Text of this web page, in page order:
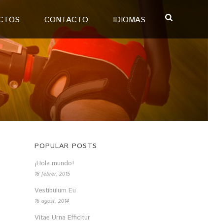
CONTACTO IDIOMAS
POPULAR POSTS
¡Hola mundo!
18 febrer, 2015
Vestibulum Eu
16 agost, 2014
Vitae Urna Efficitur